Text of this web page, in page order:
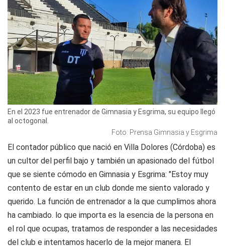
En el 2023 fue entrenador de Gimnasia y Esgrima, su equipo llegó
al octogonal.
Foto: Prensa Gimnasia y Esgrima
El contador público que nació en Villa Dolores (Córdoba) es
un cultor del perfil bajo y también un apasionado del fútbol
que se siente cómodo en Gimnasia y Esgrima: "Estoy muy
contento de estar en un club donde me siento valorado y
querido. La función de entrenador a la que cumplimos ahora
ha cambiado. lo que importa es la esencia de la persona en
el rol que ocupas, tratamos de responder a las necesidades
del club e intentamos hacerlo de la mejor manera. El